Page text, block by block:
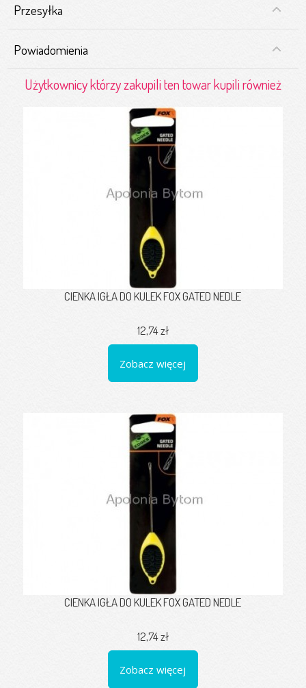
Przesyłka
Powiadomienia
Użytkownicy którzy zakupili ten towar kupili również
CIENKA IGŁA DO KULEK FOX GATED NEDLE
12,74 zł
Zobacz więcej
CIENKA IGŁA DO KULEK FOX GATED NEDLE
12,74 zł
Zobacz więcej